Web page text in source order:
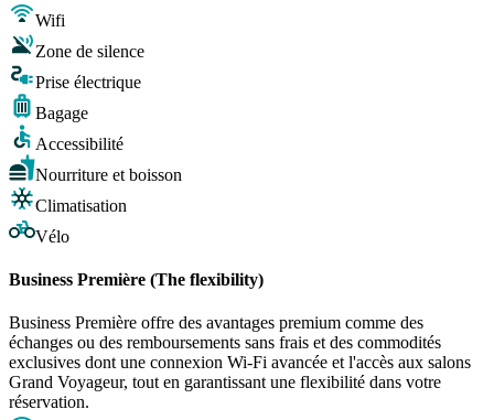
Wifi
Zone de silence
Prise électrique
Bagage
Accessibilité
Nourriture et boisson
Climatisation
Vélo
Business Première (The flexibility)
Business Première offre des avantages premium comme des
échanges ou des remboursements sans frais et des commodités
exclusives dont une connexion Wi-Fi avancée et l'accès aux salons
Grand Voyageur, tout en garantissant une flexibilité dans votre
réservation.